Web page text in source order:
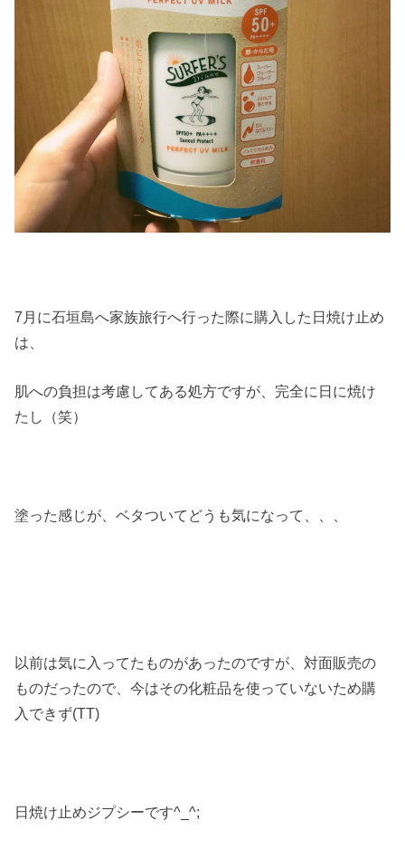
7月に石垣島へ家族旅行へ行った際に購入した日焼け止め
は、
肌への負担は考慮してある処方ですが、完全に日に焼け
たし（笑）
塗った感じが、ベタついてどうも気になって、、、
以前は気に入ってたものがあったのですが、対面販売の
ものだったので、今はその化粧品を使っていないため購
入できず(TT)
日焼け止めジプシーです^_^;